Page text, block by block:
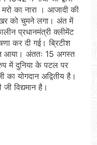
का नारा । आजादी की
को चुमने लगा। अंत में
प्रधानमंत्री क्लीमेंट
कर दी गई। ब्रिटीश
आया। अंततः 15 अगस्त
में दुनिया के पटल पर
योगदान अद्वितीय है।
विद्यमान है।